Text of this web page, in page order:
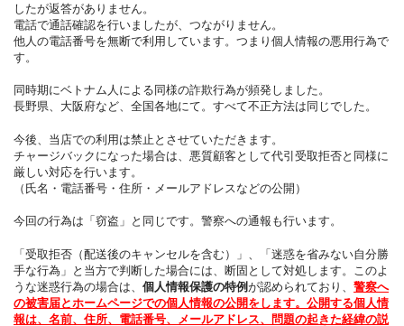
したが返答がありません。
電話で通話確認を行いましたが、つながりません。
他人の電話番号を無断で利用しています。つまり個人情報の悪用行為で
す。
同時期にベトナム人による同様の詐欺行為が頻発しました。
長野県、大阪府など、全国各地にて。すべて不正方法は同じでした。
今後、当店での利用は禁止とさせていただきます。
チャージバックになった場合は、悪質顧客として代引受取拒否と同様に
厳しい対応を行います。
（氏名・電話番号・住所・メールアドレスなどの公開）
今回の行為は「窃盗」と同じです。警察への通報も行います。
「受取拒否（配送後のキャンセルを含む）」、「迷惑を省みない自分勝
手な行為」と当方で判断した場合には、断固として対処します。このよ
うな迷惑行為の場合は、 個人情報保護の特例が認められており、 警察へ
の被害届とホームページでの個人情報の公開をします。公開する個人情
報は、名前、住所、電話番号、メールアドレス、問題の起きた経緯の説